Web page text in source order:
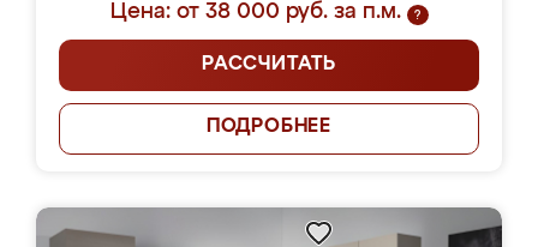
Цена: от 38 000 руб. за п.м.
?
РАССЧИТАТЬ
ПОДРОБНЕЕ